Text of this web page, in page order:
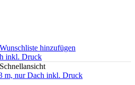
hinzufügen
Schnellansicht
m, nur Dach inkl. Druck